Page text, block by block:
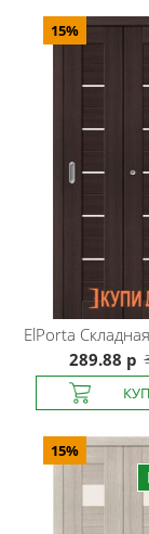
15%
ElPorta
289.88 р
15%